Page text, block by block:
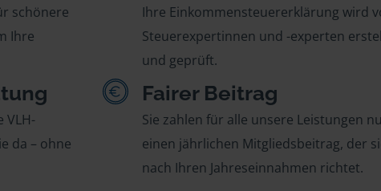
schönere
Ihre
Ihre Einkommensteuererklärung wird
Steuerexpertinnen und -experten
und geprüft.
VLH-
da – ohne
Fairer Beitrag
Sie zahlen für alle unsere Leistungen
einen jährlichen Mitgliedsbeitrag, der
nach Ihren Jahreseinnahmen richtet.